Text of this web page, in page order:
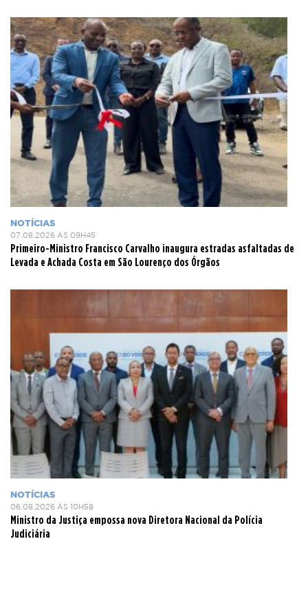
NOTÍCIAS
07.08.2026 ÀS 09H45
Primeiro-Ministro Francisco Carvalho inaugura estradas asfaltadas de
Levada e Achada Costa em São Lourenço dos Órgãos
NOTÍCIAS
06.08.2026 ÀS 10H58
Ministro da Justiça empossa nova Diretora Nacional da Polícia
Judiciária